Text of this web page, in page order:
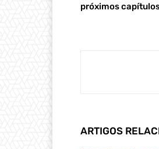
próximos
ARTIGOS